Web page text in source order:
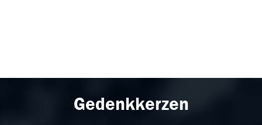
Gedenkkerzen